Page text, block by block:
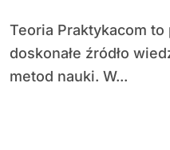
Teoria Praktykacom to portal, który stanowi
doskonałe źródło
metod nauki. W...